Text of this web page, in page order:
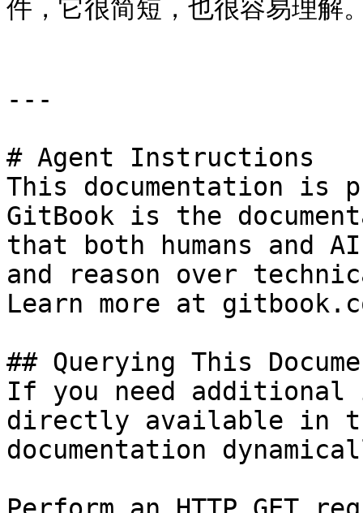
件，它很简短，也很容易理解
---
# Agent Instructions
This documentation is
GitBook is the
that both humans and
and reason over
Learn more at
## Querying This
If you need
directly available in
documentation